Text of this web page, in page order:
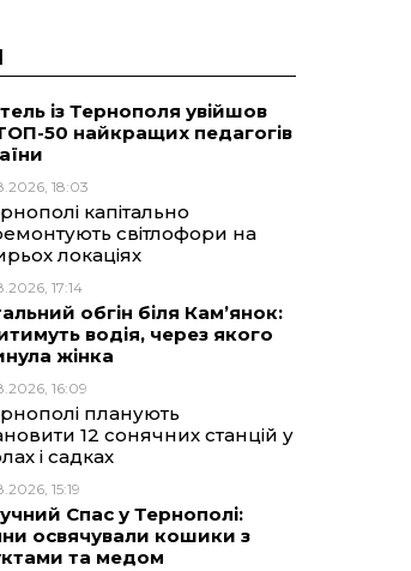
із Тернополя увійшов
50 найкращих педагогів
18:03
капітально
світлофори на
локаціях
17:14
обгін біля Кам’янок:
водія, через якого
жінка
16:09
планують
12 сонячних станцій у
і садках
15:19
Спас у Тернополі:
освячували кошики з
та медом